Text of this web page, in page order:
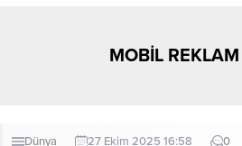
MOBİL
Dünya 27 Ekim 2025 16:58 0